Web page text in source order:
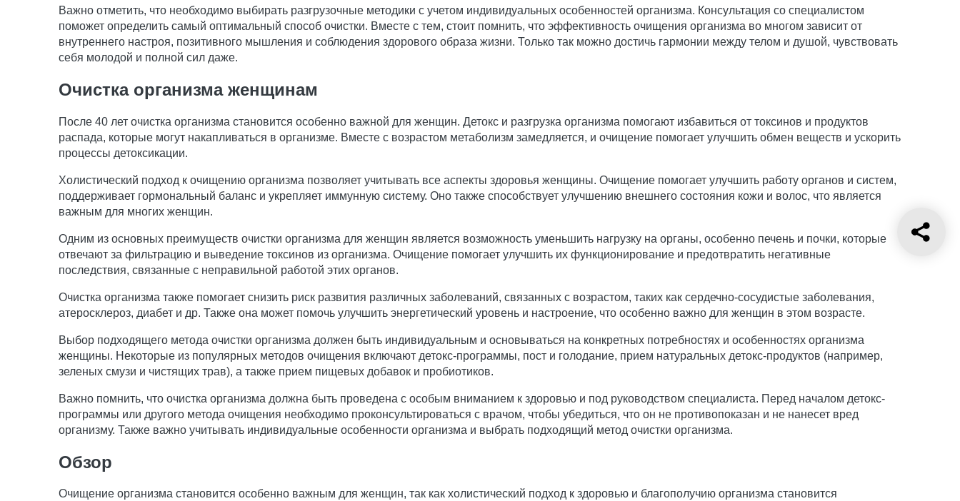
Важно отметить, что необходимо выбирать разгрузочные методики с учетом индивидуальных особенностей организма. Консультация со специалистом
поможет определить самый оптимальный способ очистки. Вместе с тем, стоит помнить, что эффективность очищения организма во многом зависит от
внутреннего настроя, позитивного мышления и соблюдения здорового образа жизни. Только так можно достичь гармонии между телом и душой, чувствовать
себя молодой и полной сил даже.
Очистка организма женщинам
После 40 лет очистка организма становится особенно важной для женщин. Детокс и разгрузка организма помогают избавиться от токсинов и продуктов
распада, которые могут накапливаться в организме. Вместе с возрастом метаболизм замедляется, и очищение помогает улучшить обмен веществ и ускорить
процессы детоксикации.
Холистический подход к очищению организма позволяет учитывать все аспекты здоровья женщины. Очищение помогает улучшить работу органов и систем,
поддерживает гормональный баланс и укрепляет иммунную систему. Оно также способствует улучшению внешнего состояния кожи и волос, что является
важным для многих женщин.
Одним из основных преимуществ очистки организма для женщин является возможность уменьшить нагрузку на органы, особенно печень и почки, которые
отвечают за фильтрацию и выведение токсинов из организма. Очищение помогает улучшить их функционирование и предотвратить негативные
последствия, связанные с неправильной работой этих органов.
Очистка организма также помогает снизить риск развития различных заболеваний, связанных с возрастом, таких как сердечно-сосудистые заболевания,
атеросклероз, диабет и др. Также она может помочь улучшить энергетический уровень и настроение, что особенно важно для женщин в этом возрасте.
Выбор подходящего метода очистки организма должен быть индивидуальным и основываться на конкретных потребностях и особенностях организма
женщины. Некоторые из популярных методов очищения включают детокс-программы, пост и голодание, прием натуральных детокс-продуктов (например,
зеленых смузи и чистящих трав), а также прием пищевых добавок и пробиотиков.
Важно помнить, что очистка организма должна быть проведена с особым вниманием к здоровью и под руководством специалиста. Перед началом детокс-
программы или другого метода очищения необходимо проконсультироваться с врачом, чтобы убедиться, что он не противопоказан и не нанесет вред
организму. Также важно учитывать индивидуальные особенности организма и выбрать подходящий метод очистки организма.
Обзор
Очищение организма становится особенно важным для женщин, так как холистический подход к здоровью и благополучию организма становится